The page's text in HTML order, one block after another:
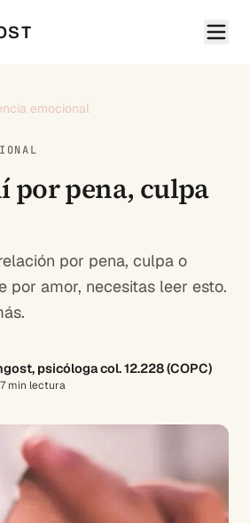
emocional
por pena, culpa
por pena, culpa o
por amor, necesitas leer esto.
psicóloga col. 12.228 (COPC)
7min lectura